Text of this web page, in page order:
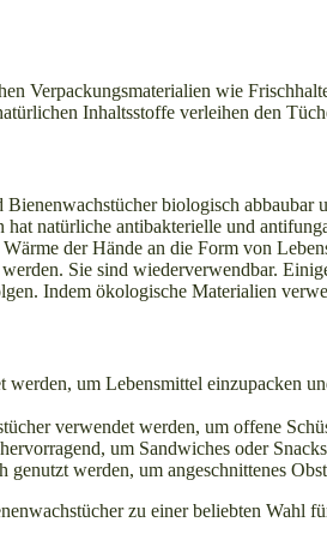
Verpackungsmaterialien wie
Inhaltsstoffe verleihen den
biologisch
natürliche antibakterielle und
der Hände an die Form von
Sie sind wiederverwendbar.
Indem ökologische Materialien
um Lebensmittel einzupacken
verwendet werden, um offene
um Sandwiches oder
genutzt werden, um angeschnittenes
zu einer beliebten Wahl